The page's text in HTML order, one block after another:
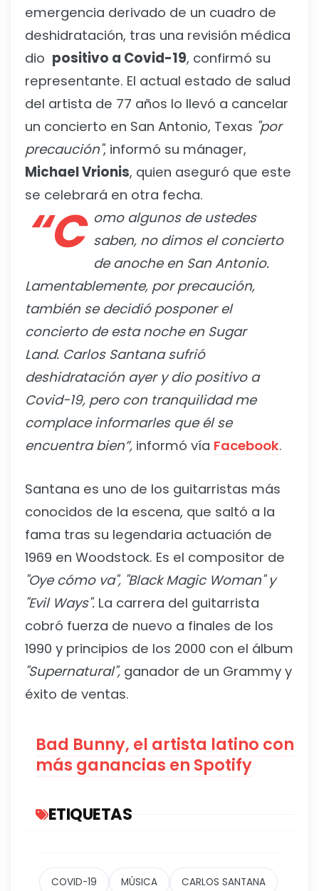
emergencia derivado de un cuadro de
deshidratación, tras una revisión médica
dio positivo a Covid-19, confirmó su
representante. El actual estado de salud
del artista de 77 años lo llevó a cancelar
un concierto en San Antonio, Texas "por
precaución", informó su mánager,
Michael Vrionis, quien aseguró que este
se celebrará en otra fecha.
“C omo algunos de ustedes
saben, no dimos el concierto
de anoche en San Antonio.
Lamentablemente, por precaución,
también se decidió posponer el
concierto de esta noche en Sugar
Land. Carlos Santana sufrió
deshidratación ayer y dio positivo a
Covid-19, pero con tranquilidad me
complace informarles que él se
encuentra bien”, informó vía Facebook.
Santana es uno de los guitarristas más
conocidos de la escena, que saltó a la
fama tras su legendaria actuación de
1969 en Woodstock. Es el compositor de
"Oye cómo va", "Black Magic Woman" y
"Evil Ways". La carrera del guitarrista
cobró fuerza de nuevo a finales de los
1990 y principios de los 2000 con el álbum
"Supernatural", ganador de un Grammy y
éxito de ventas.
Bad Bunny, el artista latino con
más ganancias en Spotify
ETIQUETAS
COVID-19 MÚSICA CARLOS SANTANA